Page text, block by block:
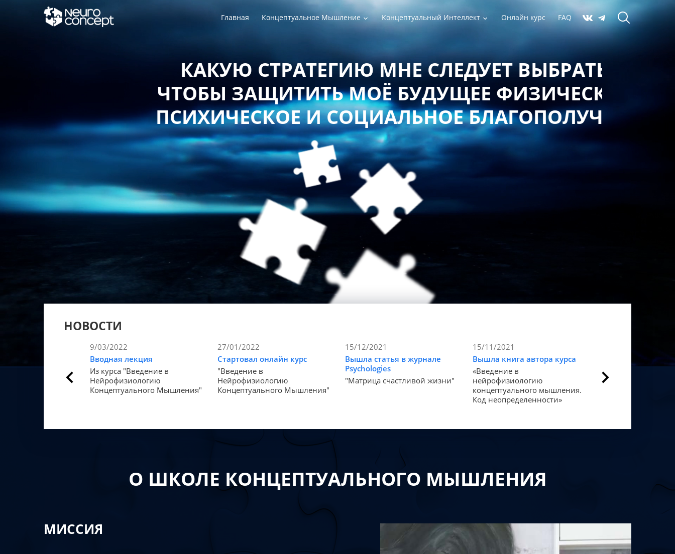
Главная Концептуальное Мышление Концептуальный Интеллект Онлайн курс FAQ
КАКУЮ СТРАТЕГИЮ МНЕ СЛЕДУЕТ ВЫБРАТЬ,
ЧТОБЫ ЗАЩИТИТЬ МОЁ БУДУЩЕЕ ФИЗИЧЕСКОЕ,
ПСИХИЧЕСКОЕ И СОЦИАЛЬНОЕ БЛАГОПОЛУЧИЕ?
НОВОСТИ
9/03/2022
Вводная лекция
Из курса "Введение в
Нейрофизиологию
Концептуального Мышления"
27/01/2022
Стартовал онлайн курс
"Введение в
Нейрофизиологию
Концептуального Мышления"
15/12/2021
Вышла статья в журнале
Psychologies
"Матрица счастливой жизни"
15/11/2021
Вышла книга автора курса
«Введение в
нейрофизиологию
концептуального мышления.
Код неопределенности»
Статья в Forbes
Как мозг
«счастье».
О ШКОЛЕ КОНЦЕПТУАЛЬНОГО МЫШЛЕНИЯ
МИССИЯ